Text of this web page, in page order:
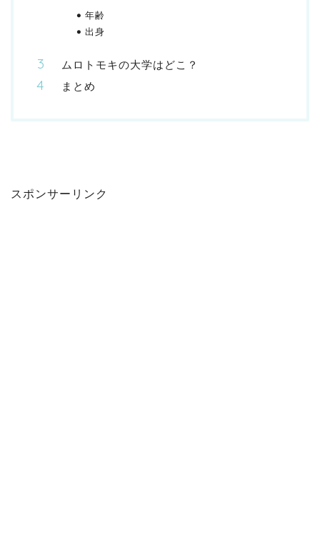
年齢
出身
ムロトモキの大学はどこ？
まとめ
スポンサーリンク